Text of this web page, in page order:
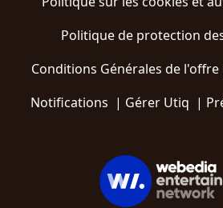
Politique de protection
Conditions Générales de
Notifications | Gérer Utiq |